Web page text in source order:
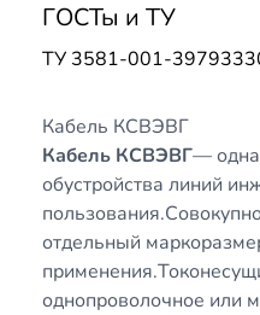
ГОСТы и ТУ
ТУ 3581-001-
Кабель КСВЭВГ
Кабель КСВЭВГ— одна
обустройства линий
отдельный
однопроволочное или